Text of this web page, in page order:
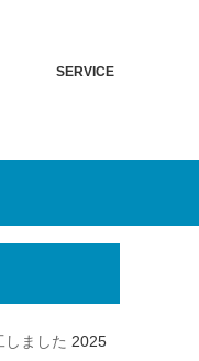
SERVICE
しました 2025